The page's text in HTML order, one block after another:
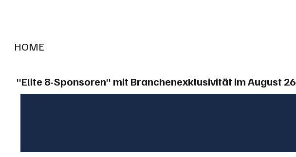
HOME
"Elite 8-Sponsoren" mit Branchenexklusivität im August 26